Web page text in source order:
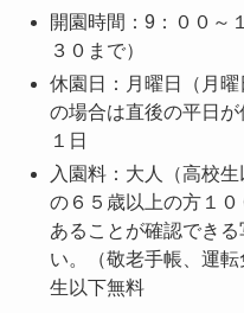
開園時間：9：００～
３０まで）
休園日：月曜日（月
の場合は直後の平日
１日
入園料： 大人（高校生
の６５歳以上の方１０
あることが確認でき
い。（敬老手帳、運
生以下無料